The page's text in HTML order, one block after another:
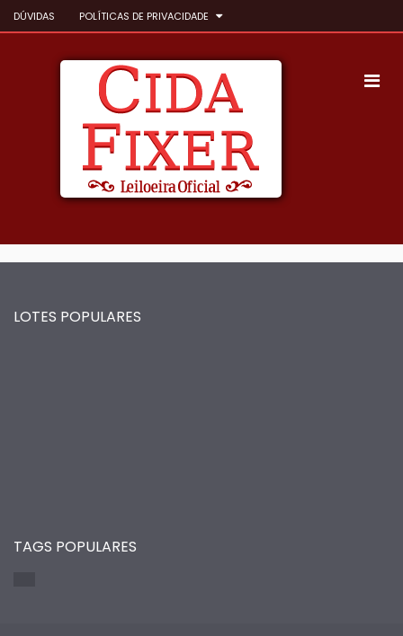
DÚVIDAS POLÍTICAS DE PRIVACIDADE
LOTES POPULARES
TAGS POPULARES